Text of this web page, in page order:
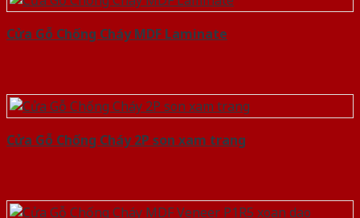
Cửa Gỗ Chống Cháy MDF Laminate
Cửa Gỗ Chống Cháy 2P son xam trang